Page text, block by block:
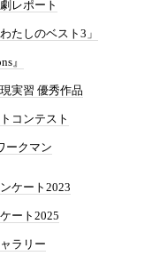
レポート
たしのベスト3」
』
実習 優秀作品
コンテスト
ークマン
ケート2023
ート2025
ラリー